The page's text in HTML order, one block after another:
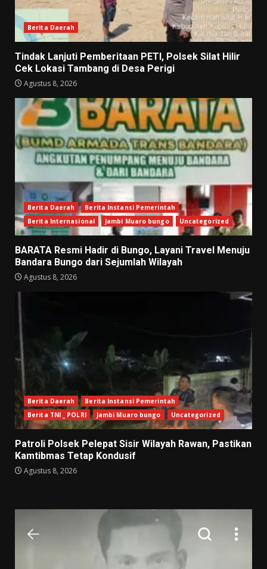
Berita Daerah
Tindak Lanjuti Pemberitaan PETI, Polsek Silat Hilir
Cek Lokasi Tambang di Desa Perigi
Agustus 8, 2026
Berita Daerah
Berita Instansi Pemerintah
Berita Internasional
Jambi Muaro bungo Uncategorized
BARATA Resmi Hadir di Bungo, Layani Travel Menuju
Bandara Bungo dari Sejumlah Wilayah
Agustus 8, 2026
Berita Daerah
Berita Instansi Pemerintah
Berita TNI _ POLRI
Jambi Muaro bungo Uncategorized
Patroli Polsek Pelepat Sisir Wilayah Rawan, Pastikan
Kamtibmas Tetap Kondusif
Agustus 8, 2026